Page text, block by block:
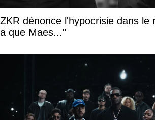
ZKR dénonce l'hypocrisie dans le
a que Maes..."